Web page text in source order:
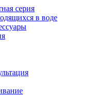
серия
в воде